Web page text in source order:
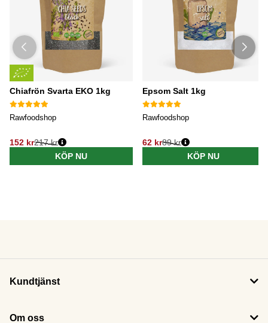
Chiafrön Svarta EKO 1kg
Rawfoodshop
152 kr217 kr
KÖP NU
Epsom Salt 1kg
Rawfoodshop
62 kr89 kr
KÖP NU
Kundtjänst
Om oss